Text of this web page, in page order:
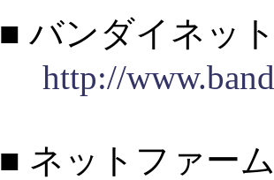
■ バンダイネッ
http://
■ ネットファー